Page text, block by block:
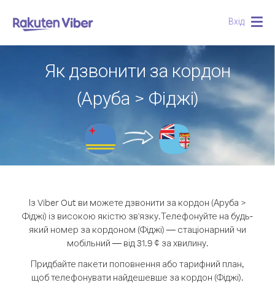
Вхід
Як дзвонити за кордон
(Аруба > Фіджі)
Із Viber Out ви можете дзвонити за кордон (Аруба >
Фіджі) із високою якістю зв'язку.Телефонуйте на будь-
який номер за кордоном (Фіджі) — стаціонарний чи
мобільний — від 31.9 ¢ за хвилину.
Придбайте пакети поповнення або тарифний план,
щоб телефонувати найдешевше за кордон (Фіджі).